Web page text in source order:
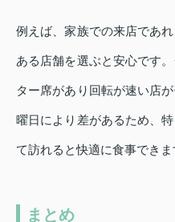
例えば、家族での来店であ
ある店舗を選ぶと安心です
ター席があり回転が速い店
曜日により差があるため、
て訪れると快適に食事できま
まとめ